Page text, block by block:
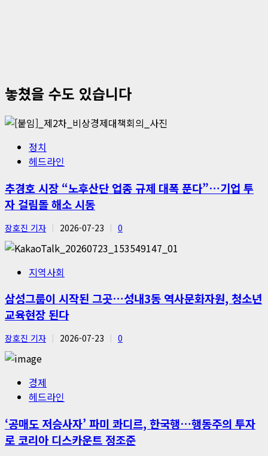
놓쳤을 수도 있습니다
정치
헤드라인
추경호 시장 “노후산단 업종 규제 대폭 푼다”…기업 투
자 걸림돌 해소 시동
장호진 기자 2026-07-23 0
지역사회
삼성그룹이 시작된 그곳…성내3동 역사문화자원, 청소년
교육현장 된다
장호진 기자 2026-07-23 0
경제
헤드라인
‘공매도 저승사자’ 파미 콰디르, 한국행…행동주의 투자
로 코리아 디스카운트 정조준